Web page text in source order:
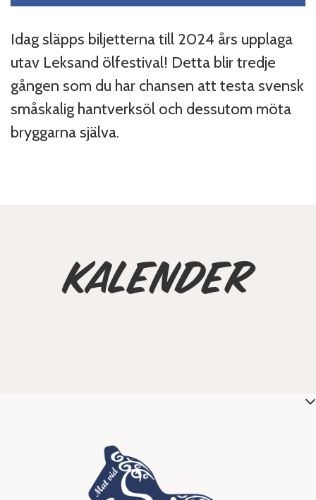
Idag släpps biljetterna till 2024 års upplaga
utav Leksand ölfestival! Detta blir tredje
gången som du har chansen att testa svensk
småskalig hantverksöl och dessutom möta
bryggarna själva.
Kalender